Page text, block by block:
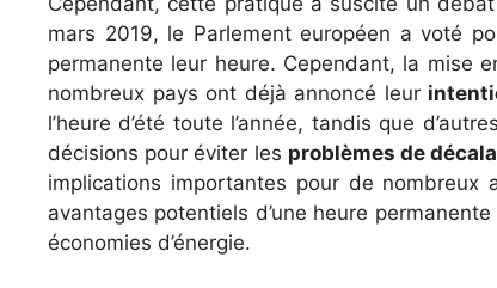
mars 2019, le Parlement européen a voté
permanente leur heure. Cependant, la mise
nombreux pays ont déjà annoncé leur
l’heure d’été toute l’année, tandis que
décisions pour éviter les problèmes de
implications importantes pour de nombreux
avantages potentiels d’une heure
économies d’énergie.